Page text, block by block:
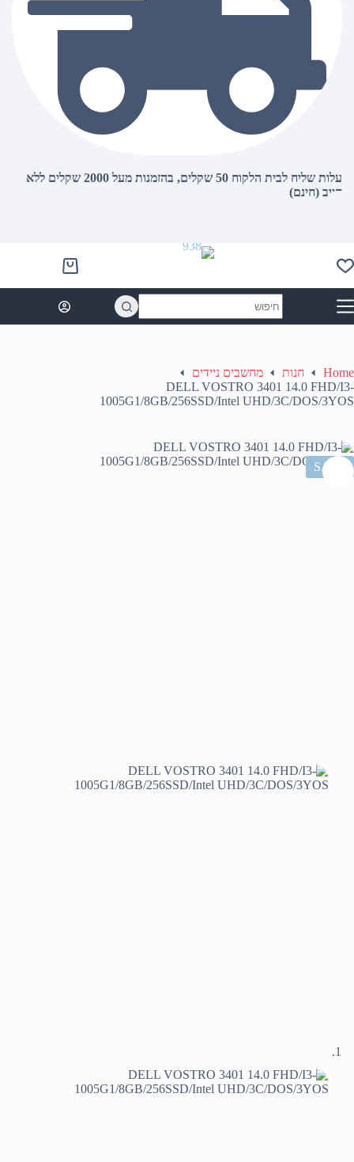
עלות שליח לבית הלקוח 50 שקלים, בהזמנות מעל 2000 שקלים ללא
חיוב (חינם)
Shopping
cart
results
Home חנות
מחשבים ניידים
DELL VOSTRO 3401 14.0 FHD/I3-
1005G1/8GB/256SSD/Intel UHD/3C/DOS/3YOS
SALE